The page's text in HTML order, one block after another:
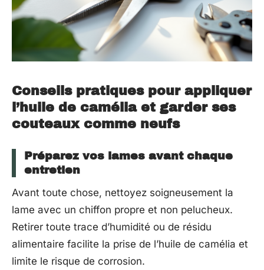
Conseils pratiques pour appliquer
l’huile de camélia et garder ses
couteaux comme neufs
Préparez vos lames avant chaque
entretien
Avant toute chose, nettoyez soigneusement la
lame avec un chiffon propre et non pelucheux.
Retirer toute trace d’humidité ou de résidu
alimentaire facilite la prise de l’huile de camélia et
limite le risque de corrosion.